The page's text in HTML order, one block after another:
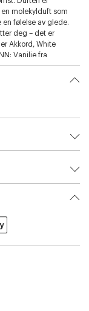
molekylduft som
følelse av glede.
deg – det er
Akkord, White
Vanilje fra
Akkord.